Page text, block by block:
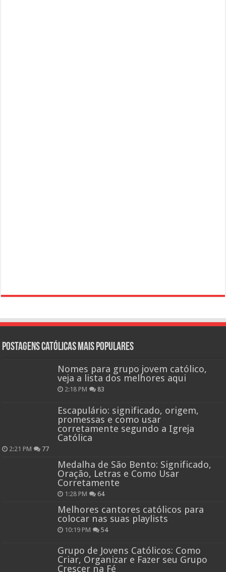
Postagens católicas mais Populares
Nomes para grupo jovem católico,
veja a lista dos melhores aqui
2:18 PM 83
Escapulário: significado, origem,
promessas e como usar
corretamente segundo a Igreja
Católica
2:21 PM 77
Medalha de São Bento: Significado,
Oração, Letras e Como Usar
Corretamente
1:28 PM 64
Melhores cantores católicos para
colocar nas suas playlists
10:19 PM 54
Grupo de Jovens Católicos: Como
Criar, Organizar e Fazer seu Grupo
Crescer na Fé